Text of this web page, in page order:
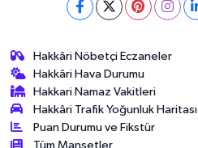
Hakkâri Nöbetçi Eczaneler
Hakkâri Hava Durumu
Hakkari Namaz Vakitleri
Hakkâri Trafik Yoğunluk Haritası
Puan Durumu ve Fikstür
Tüm Manşetler